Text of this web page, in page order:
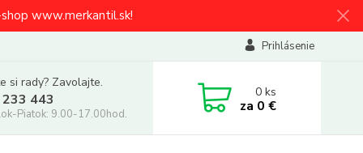
www.merkantil.sk!
Prihlásenie
si rady? Zavolajte.
443
Piatok: 9.00-17.00hod.
0ks
za 0 €